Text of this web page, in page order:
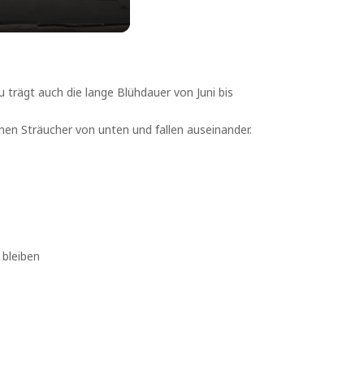
auch die lange Blühdauer von Juni bis
Sträucher von unten und fallen auseinander.